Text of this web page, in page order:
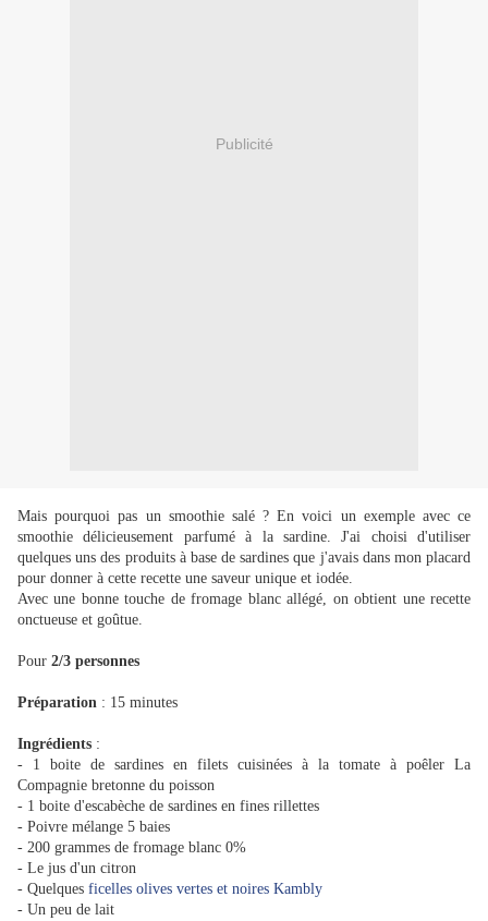
Publicité
Mais pourquoi pas un smoothie salé ? En voici un exemple avec ce
smoothie délicieusement parfumé à la sardine. J'ai choisi d'utiliser
quelques uns des produits à base de sardines que j'avais dans mon placard
pour donner à cette recette une saveur unique et iodée.
Avec une bonne touche de fromage blanc allégé, on obtient une recette
onctueuse et goûtue.
Pour 2/3 personnes
Préparation : 15 minutes
Ingrédients :
- 1 boite de sardines en filets cuisinées à la tomate à poêler La
Compagnie bretonne du poisson
- 1 boite d'escabèche de sardines en fines rillettes
- Poivre mélange 5 baies
- 200 grammes de fromage blanc 0%
- Le jus d'un citron
- Quelques ficelles olives vertes et noires Kambly
- Un peu de lait